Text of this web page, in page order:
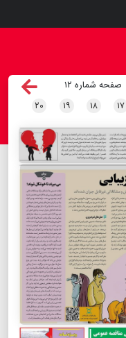
صفحه شماره ۱۲
۱۷ ۱۸ ۱۹ ۲۰